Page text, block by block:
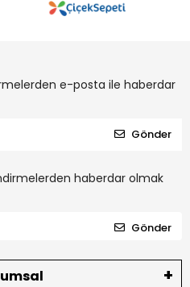
e-posta ile haberdar
Gönder
haberdar olmak
Gönder